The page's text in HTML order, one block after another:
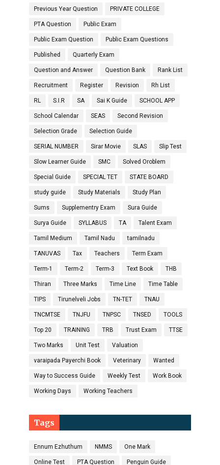
Previous Year Question PRIVATE COLLEGE
PTA Question Public Exam
Public Exam Question Public Exam Questions
Published Quarterly Exam
Question and Answer Question Bank Rank List
Recruitment Register Revision Rh List
RL S.I.R SA Sai K Guide SCHOOL APP
School Calendar SEAS Second Revision
Selection Grade Selection Guide
SERIAL NUMBER Sirar Movie SLAS Slip Test
Slow Learner Guide SMC Solved Oroblem
Special Guide SPECIAL TET STATE BOARD
study guide Study Materials Study Plan
Sums Supplementry Exam Sura Guide
Surya Guide SYLLABUS TA Talent Exam
Tamil Medium Tamil Nadu tamilnadu
TANUVAS Tax Teachers Term Exam
Term-1 Term-2 Term-3 Text Book THB
Thiran Three Marks Time Line Time Table
TIPS Tirunelveli Jobs TN-TET TNAU
TNCMTSE TNJFU TNPSC TNSED TOOLS
Top 20 TRAINING TRB Trust Exam TTSE
Two Marks Unit Test Valuation
varaipada Payerchi Book Veterinary Wanted
Way to Success Guide Weekly Test Work Book
Working Days Working Teachers
Tags
Ennum Ezhuthum NMMS One Mark
Online Test PTA Question Penguin Guide